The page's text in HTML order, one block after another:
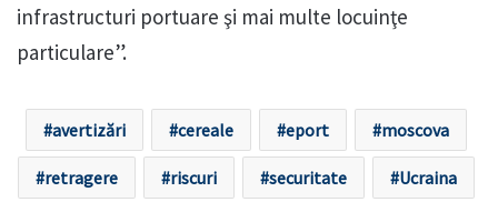
infrastructuri portuare şi mai multe locuinţe
particulare”.
avertizări cereale eport moscova
retragere riscuri securitate Ucraina